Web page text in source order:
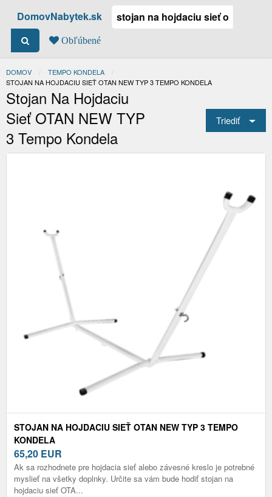
DomovNabytek.sk
Obľúbené
DOMOV
TEMPO KONDELA
ACTUAL:
STOJAN NA HOJDACIU SIEŤ OTAN NEW TYP 3 TEMPO KONDELA
Stojan Na Hojdaciu
Sieť OTAN NEW TYP
3 Tempo Kondela
Triediť
STOJAN NA HOJDACIU SIEŤ OTAN NEW TYP 3 TEMPO
KONDELA
65,20 EUR
Ak sa rozhodnete pre hojdacia sieť alebo závesné kreslo je potrebné
myslieť na všetky doplnky. Určite sa vám bude hodiť stojan na
hojdaciu sieť OTA...